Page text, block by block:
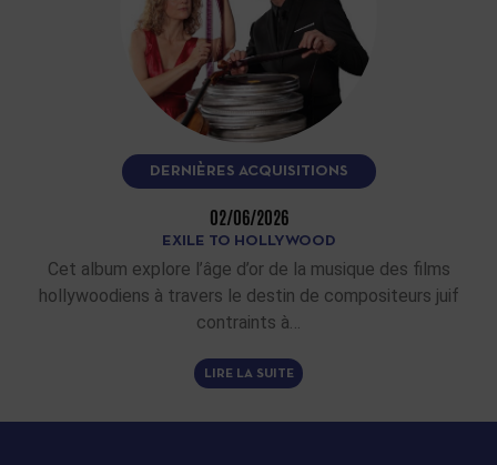
DERNIÈRES ACQUISITIONS
02/06/2026
EXILE TO HOLLYWOOD
Cet album explore l’âge d’or de la musique des films
hollywoodiens à travers le destin de compositeurs juif
contraints à…
LIRE LA SUITE